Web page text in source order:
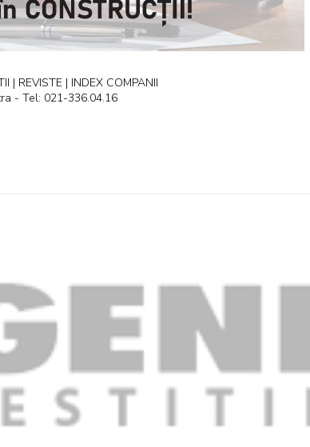
| REVISTE | INDEX COMPANII
- Tel: 021-336.04.16